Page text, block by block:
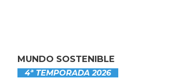
MUNDO SOSTENIBLE
4ª TEMPORADA 2026